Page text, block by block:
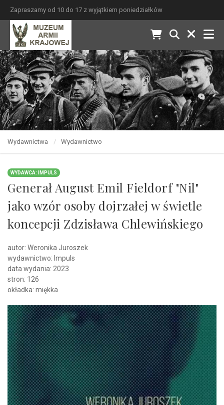
Zapraszamy od 10 do 17 z wyjątkiem poniedziałków
Wydawnictwa Wydawnictwo
WYDAWCA: IMPULS
Generał August Emil Fieldorf "Nil"
jako wzór osoby dojrzałej w świetle
koncepcji Zdzisława Chlewińskiego
autor: Weronika Juroszek
wydawnictwo: Impuls
data wydania: 2023
stron: 126
okładka: miękka